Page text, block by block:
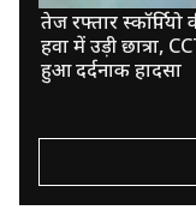
तेज रफ्तार
हवा में उड़ी छात्रा,
हुआ दर्दनाक हादसा